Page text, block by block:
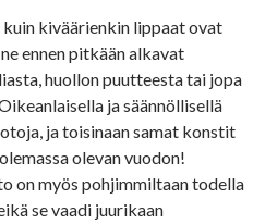
kuin kiväärienkin lippaat ovat
ennen pitkään alkavat
huollon puutteesta tai jopa
ja säännöllisellä
ja toisinaan samat konstit
olevan vuodon!
on myös pohjimmiltaan todella
se vaadi juurikaan